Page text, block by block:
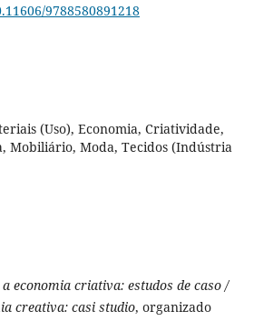
9788580891218
(Uso), Economia, Criatividade,
Mobiliário, Moda, Tecidos (Indústria
economia criativa: estudos de caso /
creativa: casi studio, organizado